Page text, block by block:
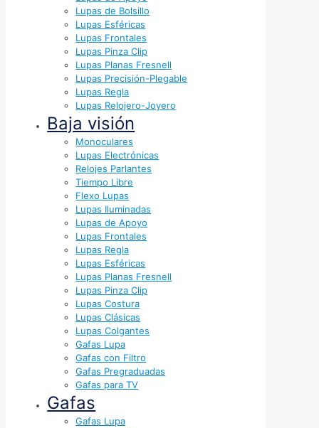
Lupas de Bolsillo
Lupas Esféricas
Lupas Frontales
Lupas Pinza Clip
Lupas Planas Fresnell
Lupas Precisión-Plegable
Lupas Regla
Lupas Relojero-Joyero
Baja visión
Monoculares
Lupas Electrónicas
Relojes Parlantes
Tiempo Libre
Flexo Lupas
Lupas Iluminadas
Lupas de Apoyo
Lupas Frontales
Lupas Regla
Lupas Esféricas
Lupas Planas Fresnell
Lupas Pinza Clip
Lupas Costura
Lupas Clásicas
Lupas Colgantes
Gafas Lupa
Gafas con Filtro
Gafas Pregraduadas
Gafas para TV
Gafas
Gafas Lupa